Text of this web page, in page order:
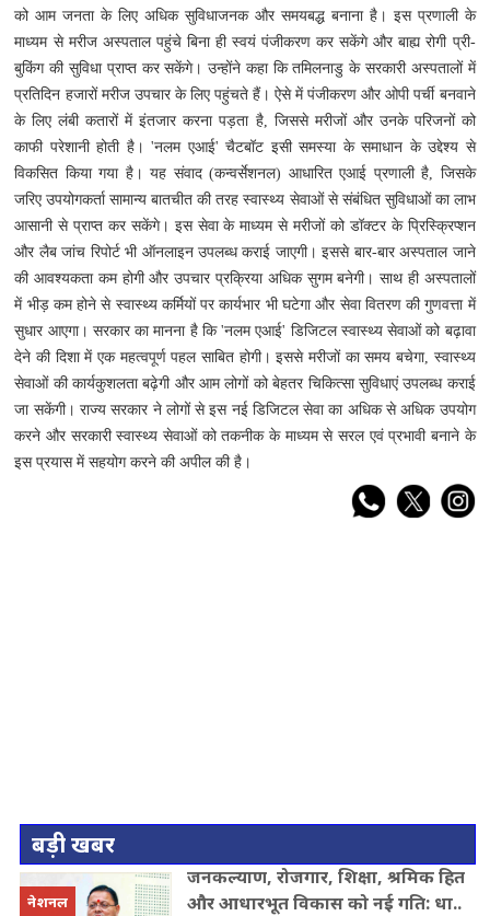
को आम जनता के लिए अधिक सुविधाजनक और समयबद्ध बनाना है। इस प्रणाली के
माध्यम से मरीज अस्पताल पहुंचे बिना ही स्वयं पंजीकरण कर सकेंगे और बाह्य रोगी प्री-
बुकिंग की सुविधा प्राप्त कर सकेंगे।उन्होंने कहा कि तमिलनाडु के सरकारी अस्पतालों में
प्रतिदिन हजारों मरीज उपचार के लिए पहुंचते हैं। ऐसे में पंजीकरण और ओपी पर्ची बनवाने
के लिए लंबी कतारों में इंतजार करना पड़ता है, जिससे मरीजों और उनके परिजनों को
काफी परेशानी होती है। 'नलम एआई' चैटबॉट इसी समस्या के समाधान के उद्देश्य से
विकसित किया गया है। यह संवाद (कन्वर्सेशनल) आधारित एआई प्रणाली है, जिसके
जरिए उपयोगकर्ता सामान्य बातचीत की तरह स्वास्थ्य सेवाओं से संबंधित सुविधाओं का लाभ
आसानी से प्राप्त कर सकेंगे। इस सेवा के माध्यम से मरीजों को डॉक्टर के प्रिस्क्रिप्शन
और लैब जांच रिपोर्ट भी ऑनलाइन उपलब्ध कराई जाएगी। इससे बार-बार अस्पताल जाने
की आवश्यकता कम होगी और उपचार प्रक्रिया अधिक सुगम बनेगी। साथ ही अस्पतालों
में भीड़ कम होने से स्वास्थ्य कर्मियों पर कार्यभार भी घटेगा और सेवा वितरण की गुणवत्ता में
सुधार आएगा। सरकार का मानना है कि 'नलम एआई' डिजिटल स्वास्थ्य सेवाओं को बढ़ावा
देने की दिशा में एक महत्वपूर्ण पहल साबित होगी। इससे मरीजों का समय बचेगा, स्वास्थ्य
सेवाओं की कार्यकुशलता बढ़ेगी और आम लोगों को बेहतर चिकित्सा सुविधाएं उपलब्ध कराई
जा सकेंगी। राज्य सरकार ने लोगों से इस नई डिजिटल सेवा का अधिक से अधिक उपयोग
करने और सरकारी स्वास्थ्य सेवाओं को तकनीक के माध्यम से सरल एवं प्रभावी बनाने के
इस प्रयास में सहयोग करने की अपील की है।
बड़ी खबर
नेशनल
जनकल्याण, रोजगार, शिक्षा, श्रमिक हित
और आधारभूत विकास को नई गति: धा..